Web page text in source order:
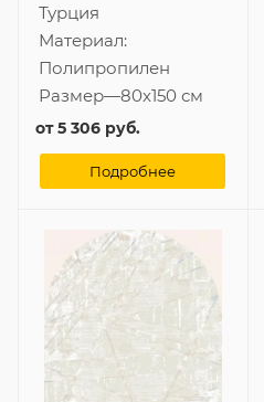
Турция
Материал:
Полипропилен
Размер—80x150 см
от5 306 руб.
Подробнее